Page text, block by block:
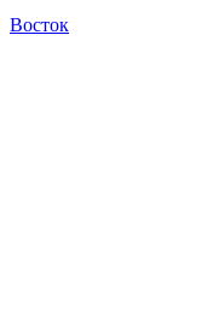
Восток